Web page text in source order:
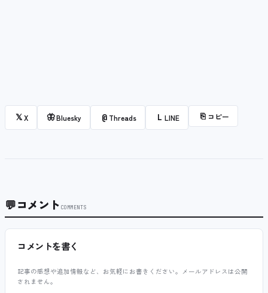
𝕏X 🦋Bluesky @ Threads L LINE ⎘ コピー
💬コメント COMMENTS
コメントを書く
記事の感想や追加情報など、お気軽にお書きください。メールアドレスは公開
されません。